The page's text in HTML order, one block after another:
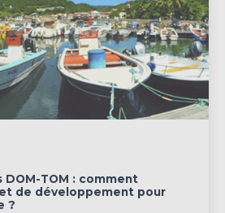
DOM-TOM : comment
de développement pour
?